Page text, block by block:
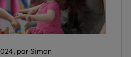
par Simon